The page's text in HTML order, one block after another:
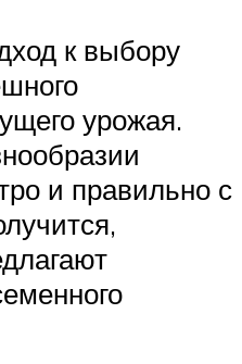
к выбору
урожая.
и правильно с